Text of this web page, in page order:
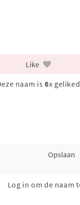
Like
naam is 6x geliked
Opslaan
Log in om de naam